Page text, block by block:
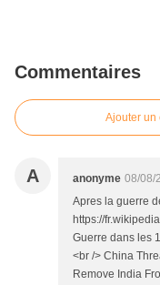
Commentaires
Ajouter un
A anonyme 08/08/
Apres la guerre
https://
Guerre dans les
<br /> China
Remove India